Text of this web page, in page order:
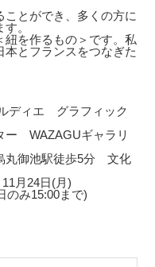
とができ、多くの方に
。
を作るもの＞です。私
とフランスをつなぎた
ディエ グラフィック
WAZAGUギャラリ
丸御池駅徒歩5分 文化
月24日(月)
み15:00まで)